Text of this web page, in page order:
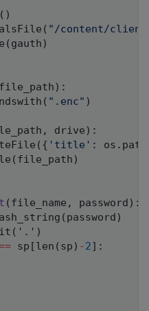
( )
( "/content/
( gauth )
file_path ) :
( ".enc" )
, drive ) :
( { 'title' : os . path
( file_path )
( file_name , password ) :
( password )
( '.' )
sp [len ( sp ) -2] :